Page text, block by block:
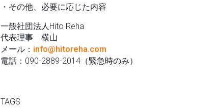
・その他、必要に応じた内容
一般社団法人Hito Reha
代表理事 横山
メール： info@hitoreha.com
電話：090-2889-2014（緊急時のみ）
TAGS